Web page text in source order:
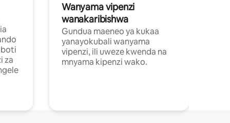
boti
za
Wanyama vipenzi
wanakaribishwa
Gundua maeneo ya kukaa
yanayokubali wanyama
vipenzi, ili uweze kwenda na
mnyama kipenzi wako.